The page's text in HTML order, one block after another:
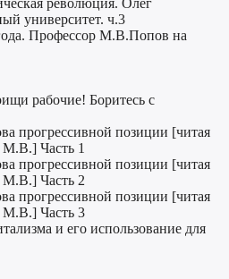
революция. Олег
университет. ч.3
Профессор М.В.Попов на
рабочие! Боритесь с
прогрессивной позиции [читая
Часть 1
прогрессивной позиции [читая
Часть 2
прогрессивной позиции [читая
М.В.] Часть 3
и его использование для